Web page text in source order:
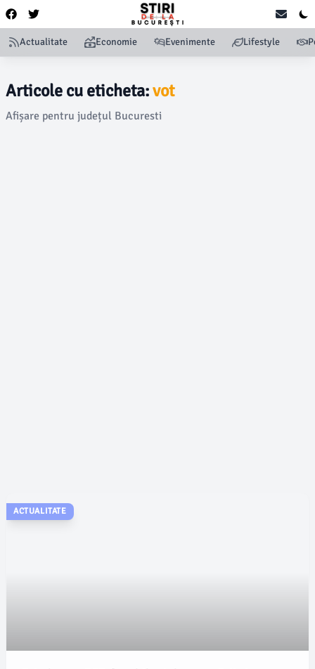
Actualitate Economie Evenimente Lifestyle
Articole cu eticheta:vot
Afișare pentru județul Bucuresti
ACTUALITATE